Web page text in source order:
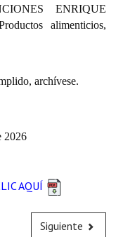
ENRIQUE
alimenticios,
archívese.
2026
AQUÍ
Siguiente